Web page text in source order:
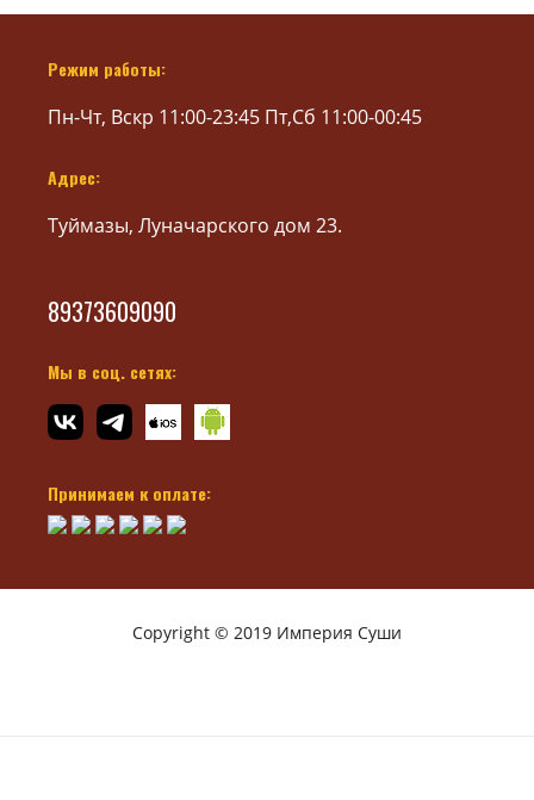
Режим работы:
Пн-Чт, Вскр 11:00-23:45 Пт,Сб 11:00-00:45
Адрес:
Туймазы, Луначарского дом 23.
89373609090
Мы в соц. сетях:
Принимаем к оплате:
Copyright © 2019 Империя Суши